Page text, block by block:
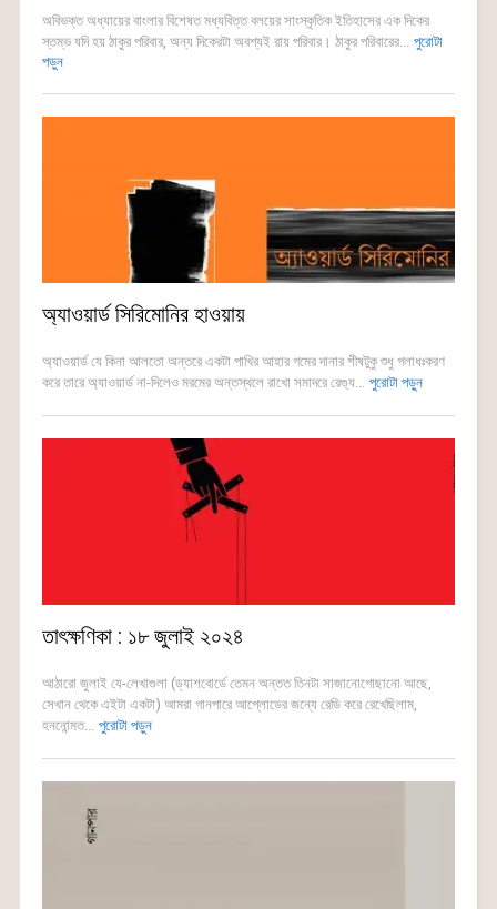
অবিভক্ত অধ্যায়ের বাংলার বিশেষত মধ্যবিত্ত বলয়ের সাংস্কৃতিক ইতিহাসের এক দিকের
স্তম্ভ যদি হয় ঠাকুর পরিবার, অন্য দিকেরটা অবশ্যই রায় পরিবার। ঠাকুর পরিবারের... পুরোটা
পড়ুন
অ্যাওয়ার্ড সিরিমোনির হাওয়ায়
অ্যাওয়ার্ড যে কিনা আলতো অন্তরে একটা পাখির আহার গমের দানার শীষটুকু শুধু গলাধঃকরণ
করে তারে অ্যাওয়ার্ড না-দিলেও মরমের অন্তস্থলে রাখো সমাদরে রেগ্যু... পুরোটা পড়ুন
তাৎক্ষণিকা : ১৮ জুলাই ২০২৪
আঠারো জুলাই যে-লেখাগুলা (ড্যাশবোর্ডে তেমন অন্তত তিনটা সাজানোগোছানো আছে,
সেখান থেকে এইটা একটা) আমরা গানপারে আপ্লোডের জন্যে রেডি করে রেখেছিলাম,
হননোন্মত... পুরোটা পড়ুন